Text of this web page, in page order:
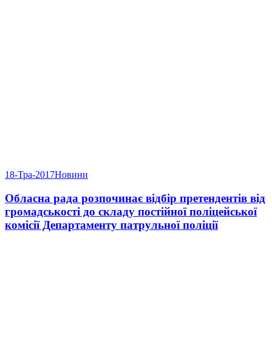
18-Тра-2017Новини
Обласна рада розпочинає відбір претендентів від
громадськості до складу постійної поліцейської
комісії Департаменту патрульної поліції